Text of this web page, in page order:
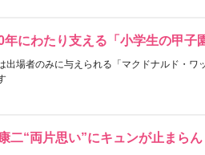
にわたり支える「小学生の甲子
出場者のみに与えられる「マクドナルド・ワ
二“両片思い”にキュンが止まらん